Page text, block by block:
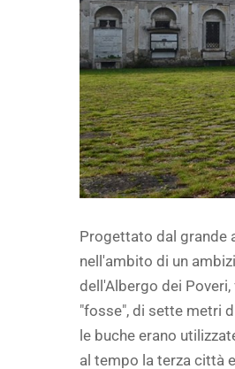
Progettato dal grande
nell'ambito di un
dell'Albergo dei
"fosse", di sette metri
le buche erano
al tempo la terza città